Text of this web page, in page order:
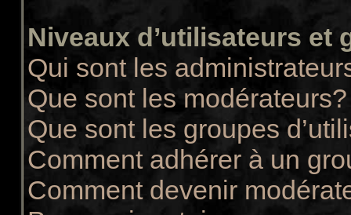
Niveaux d’utilisateurs et
Qui sont les
Que sont les modérateurs?
Que sont les groupes
Comment adhérer à un
Comment devenir